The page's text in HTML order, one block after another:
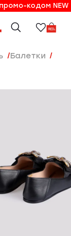
NEW кодом NEW
Балетки